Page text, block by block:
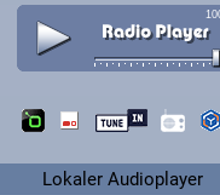
Lokaler Audioplayer